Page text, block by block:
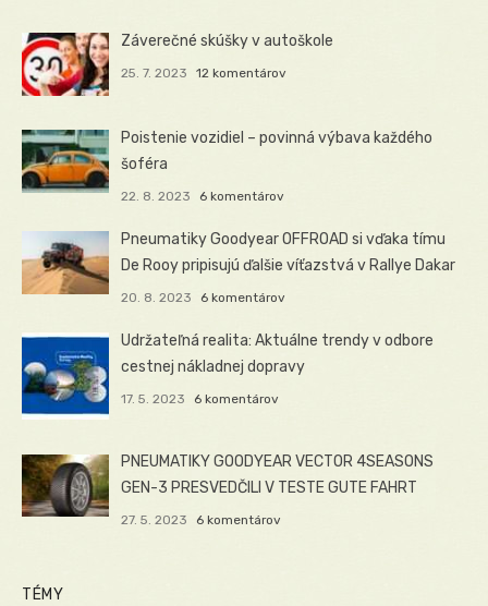
Záverečné skúšky v autoškole
25. 7. 2023 12 komentárov
Poistenie vozidiel – povinná výbava každého
šoféra
22. 8. 2023 6 komentárov
Pneumatiky Goodyear OFFROAD si vďaka tímu
De Rooy pripisujú ďalšie víťazstvá v Rallye Dakar
20. 8. 2023 6 komentárov
Udržateľná realita: Aktuálne trendy v odbore
cestnej nákladnej dopravy
17. 5. 2023 6 komentárov
PNEUMATIKY GOODYEAR VECTOR 4SEASONS
GEN-3 PRESVEDČILI V TESTE GUTE FAHRT
27. 5. 2023 6 komentárov
TÉMY